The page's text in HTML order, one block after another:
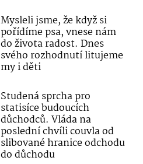
Mysleli jsme, že když si
pořídíme psa, vnese nám
do života radost. Dnes
svého rozhodnutí litujeme
my i děti
Studená sprcha pro
statisíce budoucích
důchodců. Vláda na
poslední chvíli couvla od
slibované hranice odchodu
do důchodu